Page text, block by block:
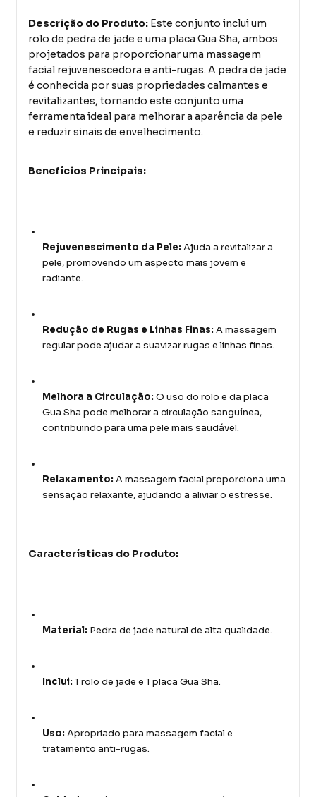
Descrição do Produto: Este conjunto inclui um
rolo de pedra de jade e uma placa Gua Sha, ambos
projetados para proporcionar uma massagem
facial rejuvenescedora e anti-rugas. A pedra de jade
é conhecida por suas propriedades calmantes e
revitalizantes, tornando este conjunto uma
ferramenta ideal para melhorar a aparência da pele
e reduzir sinais de envelhecimento.
Benefícios Principais:
Rejuvenescimento da Pele: Ajuda a revitalizar a
pele, promovendo um aspecto mais jovem e
radiante.
Redução de Rugas e Linhas Finas: A massagem
regular pode ajudar a suavizar rugas e linhas finas.
Melhora a Circulação: O uso do rolo e da placa
Gua Sha pode melhorar a circulação sanguínea,
contribuindo para uma pele mais saudável.
Relaxamento: A massagem facial proporciona uma
sensação relaxante, ajudando a aliviar o estresse.
Características do Produto:
Material: Pedra de jade natural de alta qualidade.
Inclui: 1 rolo de jade e 1 placa Gua Sha.
Uso: Apropriado para massagem facial e
tratamento anti-rugas.